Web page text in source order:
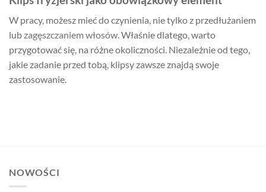
W pracy, możesz mieć do czynienia, nie tylko z przedłużaniem
lubzagęszczaniem włosów. Właśnie dlatego, warto
przygotować się, na różne okoliczności. Niezależnie od tego,
jakie zadanie przed tobą, klipsy zawsze znajdą swoje
zastosowanie.
NOWOŚCI